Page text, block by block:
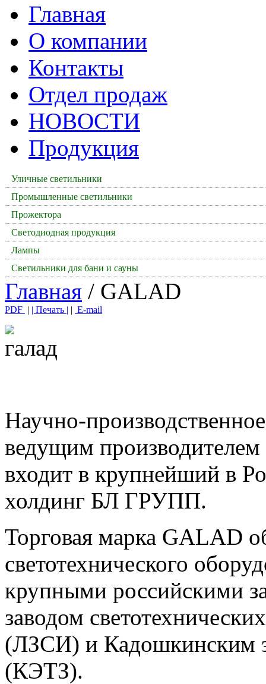
Главная
О компании
Контакты
Отдел продаж
НОВОСТИ
Продукция
Уличные светильники
Промышленные светильники
Прожектора
Светодиодная продукция
Лампы
Светильники для бани и сауны
Главная / GALAD
PDF | | Печать | | E-mail
Научно-
ведущим производителем
входит в крупнейший в
холдинг БЛ ГРУПП.
Торговая марка GALAD
светотехнического
крупными российскими
заводом
(ЛЗСИ) и Кадошкинским
(КЭТЗ).